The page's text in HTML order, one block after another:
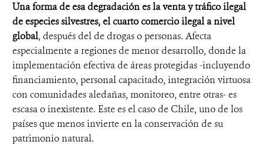
Una forma de esa degradación es la venta y tráfico ilegal
de especies silvestres, el cuarto comercio ilegal a nivel
global, después del de drogas o personas. Afecta
especialmente a regiones de menor desarrollo, donde la
implementación efectiva de áreas protegidas -incluyendo
financiamiento, personal capacitado, integración virtuosa
con comunidades aledañas, monitoreo, entre otras- es
escasa o inexistente. Este es el caso de Chile, uno de los
países que menos invierte en la conservación de su
patrimonio natural.